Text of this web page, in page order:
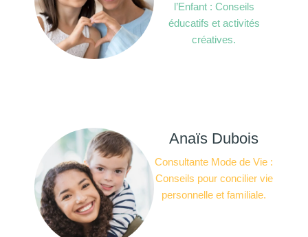
l’Enfant : Conseils
éducatifs et activités
créatives.
Anaïs Dubois
Consultante Mode de Vie :
Conseils pour concilier vie
personnelle et familiale.